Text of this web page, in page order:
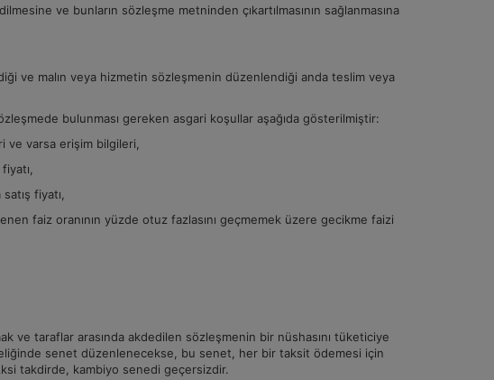
ve bunların sözleşme metninden çıkartılmasının sağlanmasına
ve malın veya hizmetin sözleşmenin düzenlendiği anda teslim veya
bulunması gereken asgari koşullar aşağıda gösterilmiştir:
ve varsa erişim bilgileri,
fiyatı,
faiz oranının yüzde otuz fazlasını geçmemek üzere gecikme faizi
ve taraflar arasında akdedilen sözleşmenin bir nüshasını tüketiciye
senet düzenlenecekse, bu senet, her bir taksit ödemesi için
takdirde, kambiyo senedi geçersizdir.